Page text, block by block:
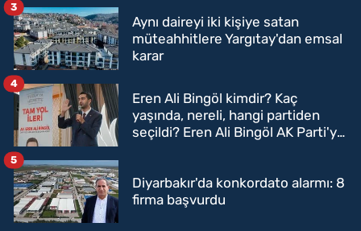
Aynı daireyi iki kişiye satan
müteahhitlere Yargıtay'dan emsal
karar
3
Eren Ali Bingöl kimdir? Kaç
yaşında, nereli, hangi partiden
seçildi? Eren Ali Bingöl AK Parti'ye
4
Diyarbakır'da konkordato alarmı: 8
firma başvurdu
5